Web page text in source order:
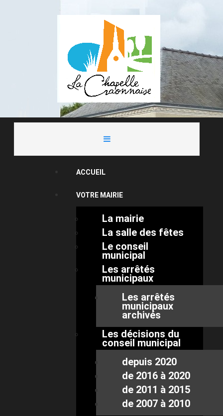
ACCUEIL
VOTRE MAIRIE
La mairie
La salle des fêtes
Le conseil
municipal
Les arrêtés
municipaux
Les arrêtés
municipaux
archivés
Les décisions du
conseil municipal
depuis 2020
de 2016 à 2020
de 2011 à 2015
de 2007 à 2010